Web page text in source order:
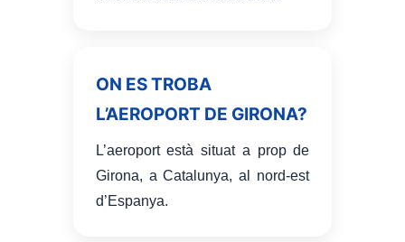
ON ES TROBA
L’AEROPORT DE GIRONA?
L’aeroport està situat a prop de
Girona, a Catalunya, al nord-est
d’Espanya.